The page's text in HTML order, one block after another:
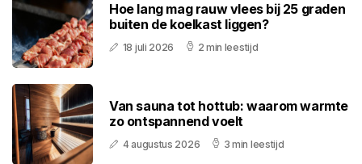
Hoe lang mag rauw vlees bij 25 graden
buiten de koelkast liggen?
18 juli 2026 2 min leestijd
Van sauna tot hottub: waarom warmte
zo ontspannend voelt
4 augustus 2026 3 min leestijd